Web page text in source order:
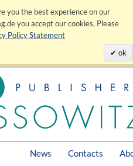
you the best experience on our
you accept our cookies. Please
Policy Statement
ok
News Contacts